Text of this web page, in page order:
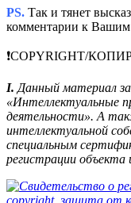
PS. Так и тянет
комментарии к Вашим
❗COPYRIGHT/
I. Данный материал
«Интеллектуальные
деятельности». А
интеллектуальной
специальным
регистрации объекта